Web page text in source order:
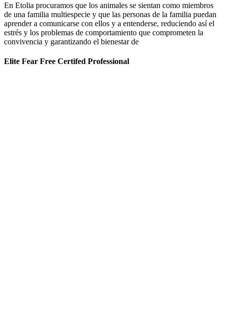
En Etolia procuramos que los animales se sientan como miembros
de una familia multiespecie y que las personas de la familia puedan
aprender a comunicarse con ellos y a entenderse, reduciendo así el
estrés y los problemas de comportamiento que comprometen la
convivencia y garantizando el bienestar de
Elite Fear Free Certifed Professional